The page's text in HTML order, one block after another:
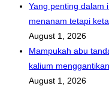
Yang penting dalam
menanam tetapi
August 1, 2026
Mampukah abu
kalium
August 1, 2026